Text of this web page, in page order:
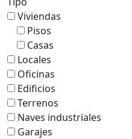
Viviendas
Pisos
Casas
Locales
Oficinas
Edificios
Terrenos
Naves industriales
Garajes